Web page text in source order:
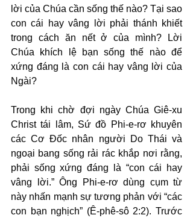
lời của Chúa cần sống thế nào? Tại sao
con cái hay vâng lời phải thánh khiết
trong cách ăn nết ở của mình? Lời
Chúa khích lệ bạn sống thế nào để
xứng đáng là con cái hay vâng lời của
Ngài?
Trong khi chờ đợi ngày Chúa Giê-xu
Christ tái lâm, Sứ đồ Phi-e-rơ khuyên
các Cơ Đốc nhân người Do Thái và
ngoại bang sống rải rác khắp nơi rằng,
phải sống xứng đáng là “con cái hay
vâng lời.” Ông Phi-e-rơ dùng cụm từ
này nhấn mạnh sự tương phản với “các
con bạn nghịch” (Ê-phê-sô 2:2). Trước